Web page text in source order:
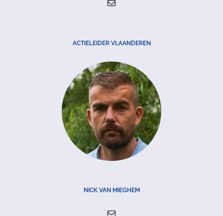
ACTIELEIDER VLAANDEREN
NICK VAN MIEGHEM